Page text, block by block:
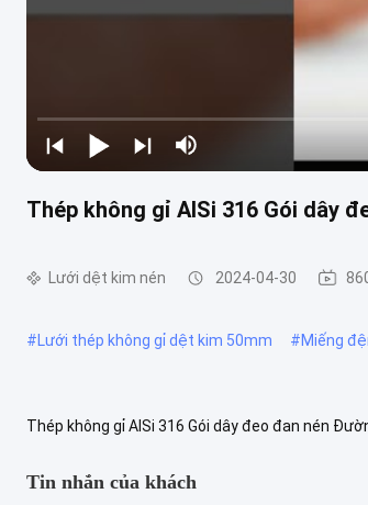
Thép không gỉ AISi 316 Gói dây
Lưới dệt kim nén 2024-04-30
#Lưới thép không gỉ dệt kim 50mm #Miếng
Thép không gỉ AISi 316 Gói dây đeo đan nén
Tin nhắn của khách